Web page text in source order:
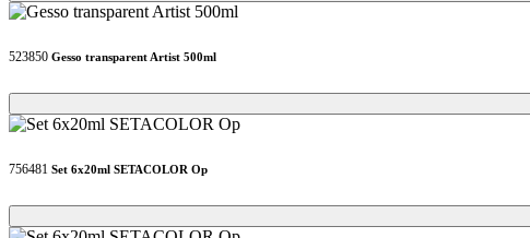
523850 Gesso transparent Artist 500ml
Loading...
Loading...
756481 Set 6x20ml SETACOLOR Op
Loading...
Loading...